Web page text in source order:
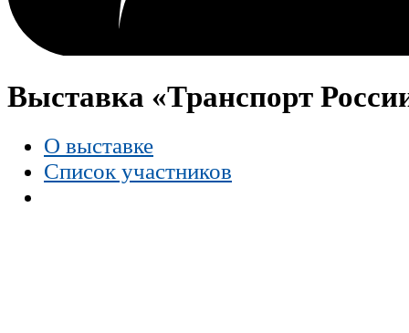
Выставка «Транспорт
О выставке
Список участников